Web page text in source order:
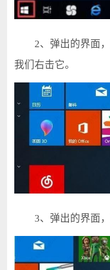
2、弹出的界面，
我们右击它。
3、弹出的界面，